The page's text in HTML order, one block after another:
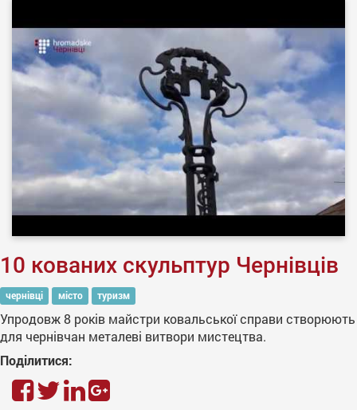
10 кованих скульптур Чернівців
чернівці місто туризм
Упродовж 8 років майстри ковальської справи створюють
для чернівчан металеві витвори мистецтва.
Поділитися: